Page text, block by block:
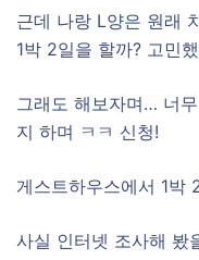
근데 나랑 L양은 원래
1박 2일을 할까? 고민
그래도 해보자며… 너
지 하며 ㅋㅋ 신청!
게스트하우스에서 1박
사실 인터넷 조사해 봤